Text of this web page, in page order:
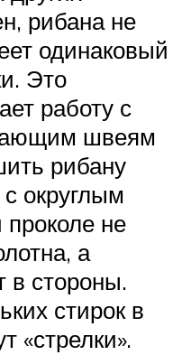
рибана не
одинаковый
Это
работу с
швеям
рибану
округлым
проколе не
а
в стороны.
стирок в
«стрелки».